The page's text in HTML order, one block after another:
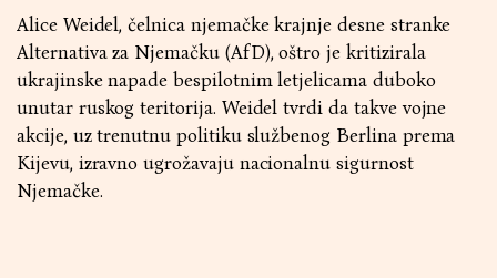
Alice Weidel, čelnica njemačke krajnje desne stranke
Alternativa za Njemačku (AfD), oštro je kritizirala
ukrajinske napade bespilotnim letjelicama duboko
unutar ruskog teritorija. Weidel tvrdi da takve vojne
akcije, uz trenutnu politiku službenog Berlina prema
Kijevu, izravno ugrožavaju nacionalnu sigurnost
Njemačke.